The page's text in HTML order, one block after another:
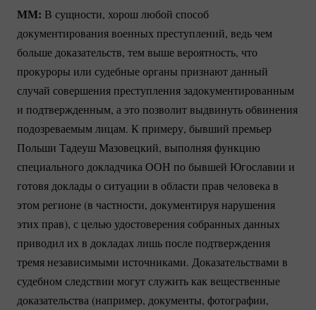
ММ: В сущности, хорош любой способ
документирования военных преступлений, ведь чем
больше доказательств, тем выше вероятность, что
прокуроры или судебные органы признают данный
случай совершения преступления задокументированным
и подтвержденным, а это позволит выдвинуть обвинения
подозреваемым лицам. К примеру, бывший премьер
Польши Тадеуш Мазовецкий, выполняя функцию
специального докладчика ООН по бывшей Югославии и
готовя доклады о ситуации в области прав человека в
этом регионе (в частности, документируя нарушения
этих прав), с целью удостоверения собранных данных
приводил их в докладах лишь после подтверждения
тремя независимыми источниками. Доказательствами в
судебном следствии могут служить как вещественные
доказательства (например, документы, фотографии,